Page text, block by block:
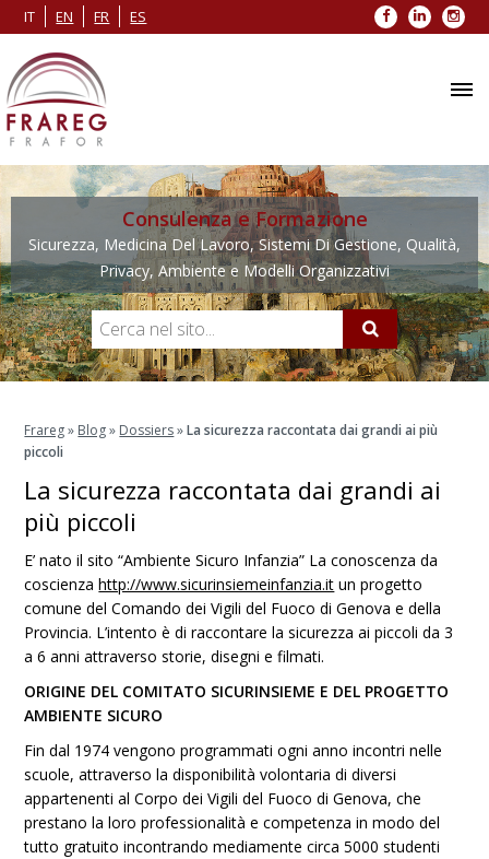
IT EN FR ES Facebook
LinkedIn
Consulenza e Formazione
Sicurezza, Medicina Del Lavoro, Sistemi Di Gestione, Qualità,
Privacy, Ambiente e Modelli Organizzativi
Frareg» Blog» Dossiers»La sicurezza raccontata dai grandi ai più
piccoli
La sicurezza raccontata dai grandi ai
più piccoli
E’ nato il sito “Ambiente Sicuro Infanzia” La conoscenza da
coscienzahttp://www.sicurinsiemeinfanzia.it un progetto
comune del Comando dei Vigili del Fuoco di Genova e della
Provincia. L’intento è di raccontare la sicurezza ai piccoli da 3
a 6 anni attraverso storie, disegni e filmati.
ORIGINE DEL COMITATO SICURINSIEME E DEL PROGETTO
AMBIENTE SICURO
Fin dal 1974 vengono programmati ogni anno incontri nelle
scuole, attraverso la disponibilità volontaria di diversi
appartenenti al Corpo dei Vigili del Fuoco di Genova, che
prestano la loro professionalità e competenza in modo del
tutto gratuito incontrando mediamente circa 5000 studenti